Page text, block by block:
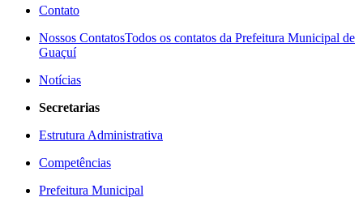
Contato
Nossos ContatosTodos os contatos da Prefeitura Municipal de
Guaçuí
Notícias
Secretarias
Estrutura Administrativa
Competências
Prefeitura Municipal